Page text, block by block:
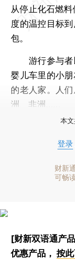
从停止化石燃
度的温控目标
包。
游行参与者
婴儿车里的小
的老人家。人
洲、非洲……
本
登录
财新
可畅
[财新双语通产
优惠产品，按